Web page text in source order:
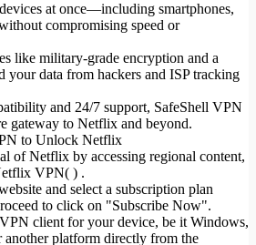
at once—including smartphones,
compromising speed or
like military-grade encryption and a
your data from hackers and ISP tracking
and 24/7 support, SafeShell VPN
gateway to Netflix and beyond.
to Unlock Netflix
of Netflix by accessing regional content,
VPN( ) .
and select a subscription plan
to click on "Subscribe Now".
client for your device, be it Windows,
platform directly from the